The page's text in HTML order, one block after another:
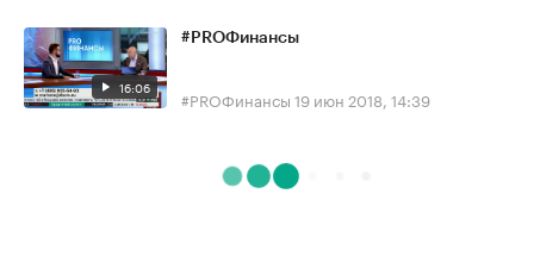
16:06
#PROФинансы
#PROФинансы 19 июн 2018, 14:39